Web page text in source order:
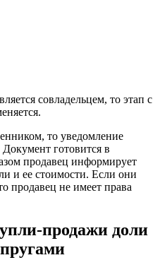
совладельцем, то этап с
то уведомление
Документ готовится в
продавец информирует
и ее стоимости. Если они
продавец не имеет права
продажи доли